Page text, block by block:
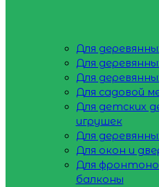
Для
Для
Для
Для садовой
Для детских
игрушек
Для
Для окон и
Для
балконы